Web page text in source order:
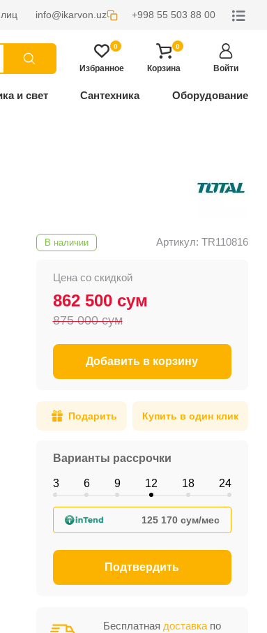
info@ikarvon.uz +998 55 503 88 00
0
Избранное
0
Корзина Войти
и свет Сантехника Оборудование
В наличии Артикул: TR110816
Цена со скидкой
862 500 сум
875 000 сум
Добавить в корзину
Подарить Купить в один клик
Варианты рассрочки
3 6 9 12 18 24
125 170 сум/мес
Подтвердить
Бесплатная доставкапо